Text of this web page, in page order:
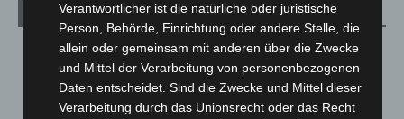
Kategorien
Blaulicht
2.799
Corona-News
Hannover und Region
5.037
Verantwortlicher ist die natürliche oder juristische
Person, Behörde, Einrichtung oder andere Stelle, die
allein oder gemeinsam mit anderen über die Zwecke
und Mittel der Verarbeitung von personenbezogenen
Daten entscheidet. Sind die Zwecke und Mittel dieser
Verarbeitung durch das Unionsrecht oder das Recht